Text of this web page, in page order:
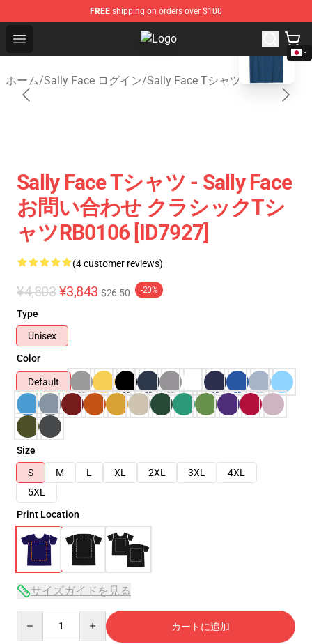
FREE shipping on orders over $100
Open menu Sally Face Store - Official Sally
ホーム/Sally Face ログイン/Sally Face Tシャツ
Sally Face Tシャツ - Sally Face
お問い合わせ クラシックTシ
ャツRB0106 [ID7927]
(4 customer reviews)
¥4,803 ¥3,843 $26.50 -20%
Type
Unisex
Color
Default
Size
S
M L XL 2XL 3XL
4XL
5XL
Print Location
サイズガイドを見る
カートに追加